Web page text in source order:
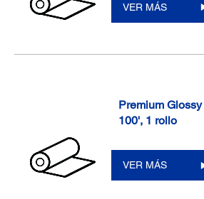
VER MÁS
Premium
100', 1 rollo
VER MÁS